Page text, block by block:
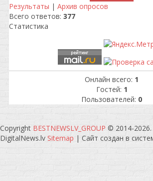
Результаты | Архив опросов
Всего ответов: 377
Статистика
Онлайн всего: 1
Гостей: 1
Пользователей: 0
Copyright BESTNEWSLV_GROUP © 2014-2026.
DigitalNews.lv Sitemap | Сайт создан в